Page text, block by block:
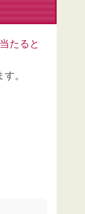
たると
。